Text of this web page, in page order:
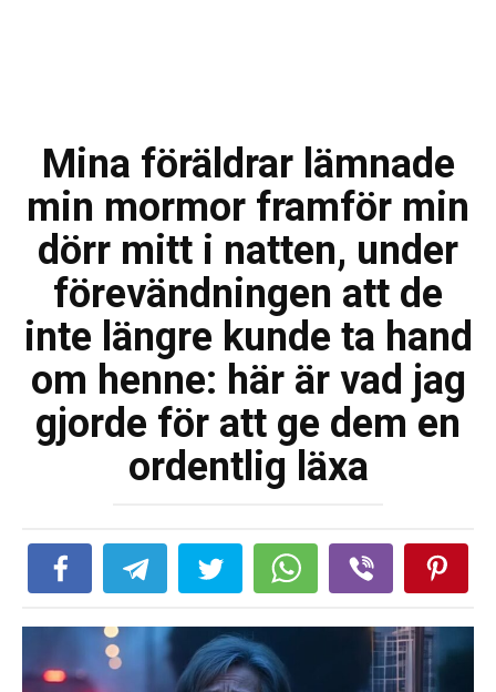
Mina föräldrar lämnade
min mormor framför min
dörr mitt i natten, under
förevändningen att de
inte längre kunde ta hand
om henne: här är vad jag
gjorde för att ge dem en
ordentlig läxa